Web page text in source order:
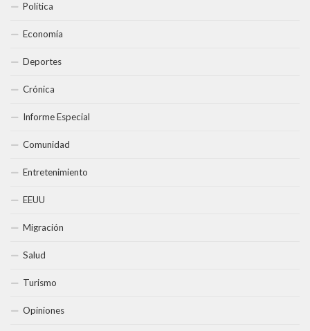
Política
Economía
Deportes
Crónica
Informe Especial
Comunidad
Entretenimiento
EEUU
Migración
Salud
Turismo
Opiniones